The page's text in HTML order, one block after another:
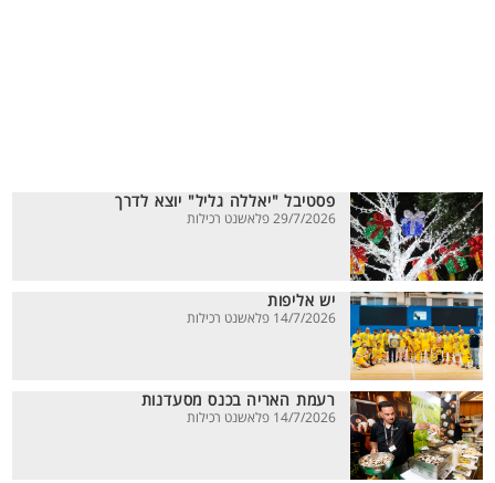
פסטיבל "יאללה גליל" יוצא לדרך
29/7/2026 פלאשנט רכילות
יש אליפות
14/7/2026 פלאשנט רכילות
רעמת האריה בכנס מסעדנות
14/7/2026 פלאשנט רכילות